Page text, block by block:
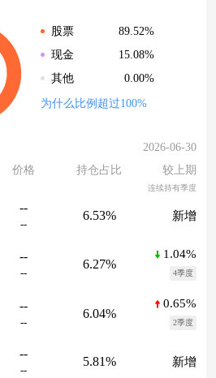
股票
89.52%
现金
15.08%
其他
0.00%
为什么比例超过100%
2026-06-30
价格 持仓占比 较上期
连续持有季度
--
--
6.53% 新增
--
--
6.27%
1.04%
4季度
--
--
6.04%
0.65%
2季度
--
--
5.81% 新增